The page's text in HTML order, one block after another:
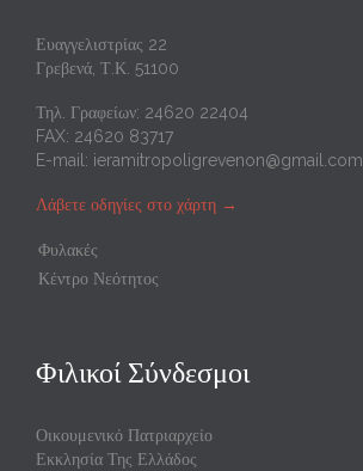
Ευαγγελιστρίας 22
Γρεβενά, Τ.Κ. 51100
Τηλ. Γραφείων: 24620 22404
FAX: 24620 83717
E-mail: ieramitropoligrevenon@gmail.com
Λάβετε οδηγίες στο χάρτη →
Φυλακές
Κέντρο Νεότητος
Φιλικοί Σύνδεσμοι
Οικουμενικό Πατριαρχείο
Εκκλησία Της Ελλάδος